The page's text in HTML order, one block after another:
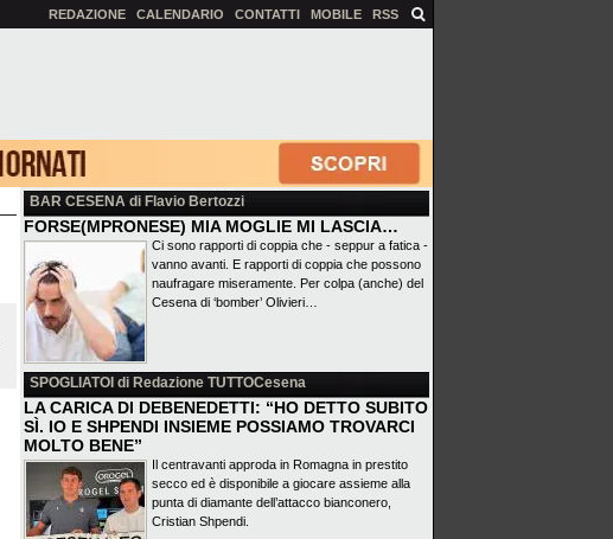
REDAZIONE CALENDARIO CONTATTI MOBILE RSS
BAR CESENA di Flavio Bertozzi
FORSE(MPRONESE) MIA MOGLIE MI LASCIA…
Ci sono rapporti di coppia che - seppur a fatica -
vanno avanti. E rapporti di coppia che possono
naufragare miseramente. Per colpa (anche) del
Cesena di ‘bomber’ Olivieri…
SPOGLIATOI di Redazione TUTTOCesena
LA CARICA DI DEBENEDETTI: “HO DETTO SUBITO
SÌ. IO E SHPENDI INSIEME POSSIAMO TROVARCI
MOLTO BENE”
Il centravanti approda in Romagna in prestito
secco ed è disponibile a giocare assieme alla
punta di diamante dell’attacco bianconero,
Cristian Shpendi.